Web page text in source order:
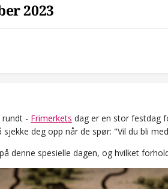
2023
- Frimerkets dag er en stor festdag
deg opp når de spør: "Vil du bli
denne spesielle dagen, og hvilket